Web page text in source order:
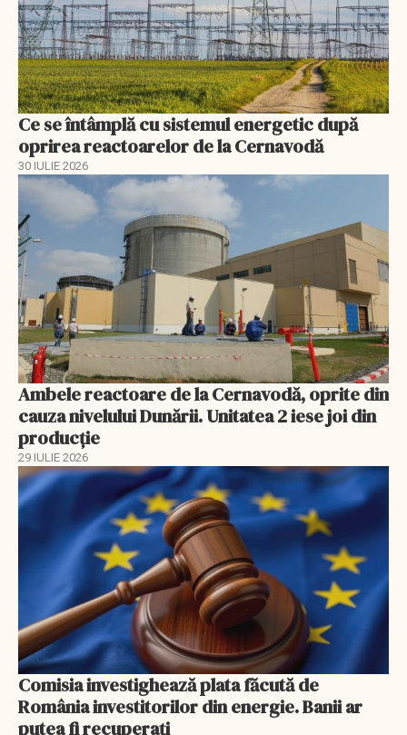
Ce se întâmplă cu sistemul energetic după
oprirea reactoarelor de la Cernavodă
30 IULIE 2026
Ambele reactoare de la Cernavodă, oprite din
cauza nivelului Dunării. Unitatea 2 iese joi din
producție
29 IULIE 2026
Comisia investighează plata făcută de
România investitorilor din energie. Banii ar
putea fi recuperați